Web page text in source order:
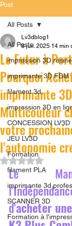
Post
All Posts
impression 3D
imprimante 3D FDM
filament 3d,
impression 3D en
CONCESSION LV3D
JEU LV3D
Formation
filament PLA
imprimante 3d
SCANNER 3D
Formation à
All Posts
Le Futur à
Pourquoi
imprimante
Multicouleur
votre
l'autonomie
Lv3dblog1
8 juil. 2025 14 min
Noté NaN
Le
d'acheter